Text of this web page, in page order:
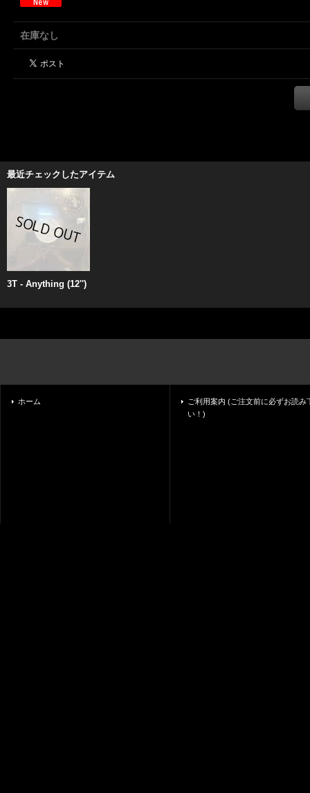
在庫なし
最近チェックしたアイテム
3T - Anything (12'')
ホーム
ご利用案内 (ご注文前に必ずお読み
い！)